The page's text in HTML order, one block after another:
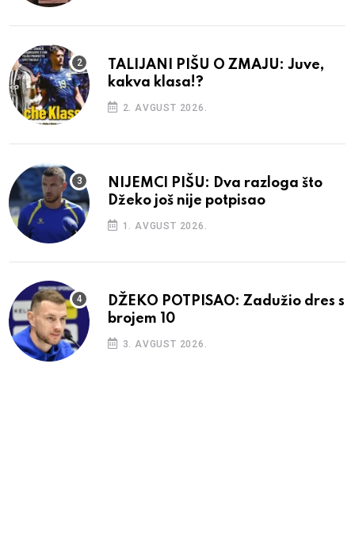
TALIJANI PIŠU O ZMAJU: Juve,
kakva klasa!?
2. AVGUST 2026.
NIJEMCI PIŠU: Dva razloga što
Džeko još nije potpisao
1. AVGUST 2026.
DŽEKO POTPISAO: Zadužio dres s
brojem 10
3. AVGUST 2026.